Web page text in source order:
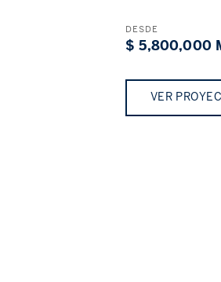
DESDE
$ 5,800,000
VER